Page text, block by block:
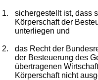
1.
sichergestellt ist, dass
Körperschaft der
unterliegen und
2.
das Recht der
der Besteuerung des
übertragenen
Körperschaft nicht